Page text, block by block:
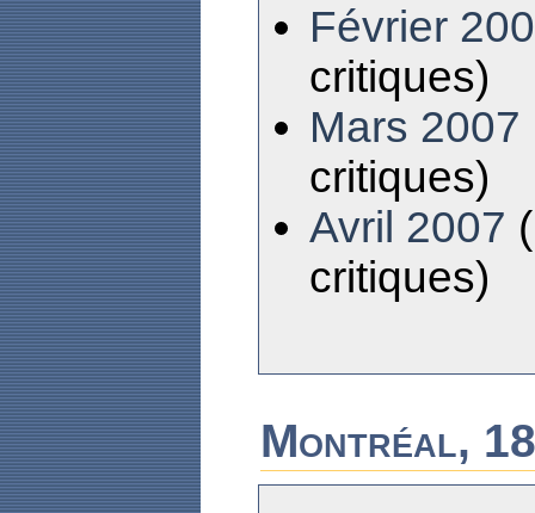
Février
critiques)
Mars 2007
critiques)
Avril 2007
critiques)
Montréal,